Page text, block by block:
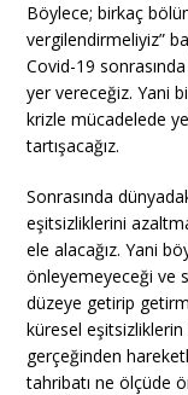
Böylece; birkaç
vergilendirmeliyiz”
Covid-19
yer vereceğiz. Yani
krizle mücadelede
tartışacağız.
Sonrasında
eşitsizliklerini
ele alacağız. Yani
önleyemeyeceği ve
düzeye getirip
küresel
gerçeğinden
tahribatı ne ölçüde